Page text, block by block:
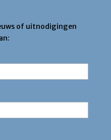
of uitnodigingen